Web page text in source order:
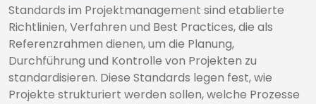
Standards im Projektmanagement sind etablierte
Richtlinien, Verfahren und Best Practices, die als
Referenzrahmen dienen, um die Planung,
Durchführung und Kontrolle von Projekten zu
standardisieren. Diese Standards legen fest, wie
Projekte strukturiert werden sollen, welche Prozesse